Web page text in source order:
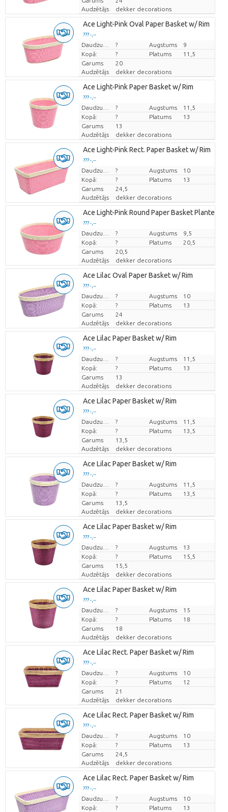
Audzētājs
dekker decorations
Ace Light-Pink Oval Paper Basket w/ Rim
??? -,--
Cena par vienību
? Augstums
9
Kopā:
? Platums
11,5
Garums
20
Audzētājs
dekker decorations
Ace Light-Pink Paper Basket w/ Rim
??? -,--
Cena par vienību
? Augstums
11,5
Kopā:
? Platums
13
Garums
13
Audzētājs
dekker decorations
Ace Light-Pink Rect. Paper Basket w/ Rim
??? -,--
Cena par vienību
? Augstums
10
Kopā:
? Platums
13
Garums
24,5
Audzētājs
dekker decorations
Ace Light-Pink Round Paper Basket Planterw/
??? -,--
Cena par vienību
? Augstums
9,5
Kopā:
? Platums
20,5
Garums
20,5
Audzētājs
dekker decorations
Ace Lilac Oval Paper Basket w/ Rim
??? -,--
Cena par vienību
? Augstums
10
Kopā:
? Platums
13
Garums
24
Audzētājs
dekker decorations
Ace Lilac Paper Basket w/ Rim
??? -,--
Cena par vienību
? Augstums
11,5
Kopā:
? Platums
13
Garums
13
Audzētājs
dekker decorations
Ace Lilac Paper Basket w/ Rim
??? -,--
Cena par vienību
? Augstums
11,5
Kopā:
? Platums
13,5
Garums
13,5
Audzētājs
dekker decorations
Ace Lilac Paper Basket w/ Rim
??? -,--
Cena par vienību
? Augstums
11,5
Kopā:
? Platums
13,5
Garums
13,5
Audzētājs
dekker decorations
Ace Lilac Paper Basket w/ Rim
??? -,--
Cena par vienību
? Augstums
13
Kopā:
? Platums
15,5
Garums
15,5
Audzētājs
dekker decorations
Ace Lilac Paper Basket w/ Rim
??? -,--
Cena par vienību
? Augstums
15
Kopā:
? Platums
18
Garums
18
Audzētājs
dekker decorations
Ace Lilac Rect. Paper Basket w/ Rim
??? -,--
Cena par vienību
? Augstums
10
Kopā:
? Platums
12
Garums
21
Audzētājs
dekker decorations
Ace Lilac Rect. Paper Basket w/ Rim
??? -,--
Cena par vienību
? Augstums
10
Kopā:
? Platums
13
Garums
24,5
Audzētājs
dekker decorations
Ace Lilac Rect. Paper Basket w/ Rim
??? -,--
Cena par vienību
? Augstums
10
Kopā:
? Platums
13